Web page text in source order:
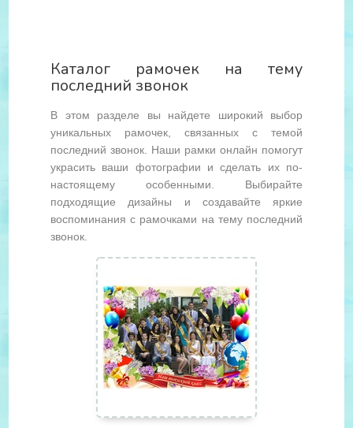
Каталог рамочек на тему
последний звонок
В этом разделе вы найдете широкий выбор
уникальных рамочек, связанных с темой
последний звонок. Наши рамки онлайн помогут
украсить ваши фотографии и сделать их по-
настоящему особенными. Выбирайте
подходящие дизайны и создавайте яркие
воспоминания с рамочками на тему последний
звонок.